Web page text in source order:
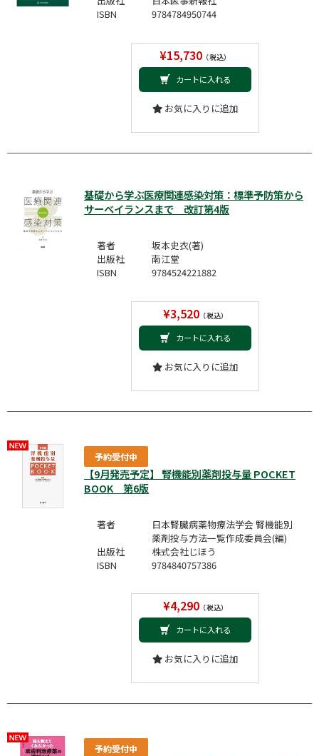
ISBN
9784784950744
¥15,730 （税込）
カートに入れる
お気に入りに追加
基礎から学ぶ医療関連感染対策：標準予防策から
サーベイランスまで 改訂第4版
著者
坂本史衣(著)
出版社
南江堂
ISBN
9784524221882
¥3,520（税込）
カートに入れる
お気に入りに追加
予約受付中
【9月発売予定】 腎機能別薬剤投与量 POCKET
BOOK 第6版
著者
日本腎臓病薬物療法学会 腎機能別
薬剤投与方法一覧作成委員会(編)
出版社
株式会社じほう
ISBN
9784840757386
¥4,290（税込）
カートに入れる
お気に入りに追加
予約受付中